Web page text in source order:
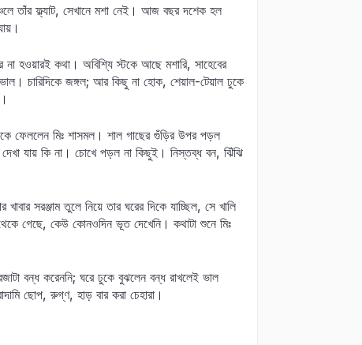
তাঁর ফ্ল্যাট, সেখানে মশা নেই। আজ বছর দশেক হল
না হওয়ারই কথা। অবিশ্যি স্টকে আছে মশারি, সাহেবের
চারিদিকে জঙ্গল; আর কিছু না হোক, শেয়াল-টেয়াল ঢুকে
দিকে ফেললেন মিঃ শাসমল। শাল গাছের গুঁড়ির উপর পড়ল
যায় কি না। চোখে পড়ল না কিছুই। নিস্তব্ধ বন, ঝিঁঝি
সরঞ্জাম তুলে নিয়ে তার ঘরের দিকে যাচ্ছিল, সে খালি
গেছে, কেউ কোনওদিন ভূত দেখেনি। কথাটা শুনে মিঃ
বন্ধ করেননি; ঘরে ঢুকে বুঝলেন বন্ধ রাখলেই ভাল
ছোপ, রুগ্‌ণ, হাড় বার করা চেহারা।